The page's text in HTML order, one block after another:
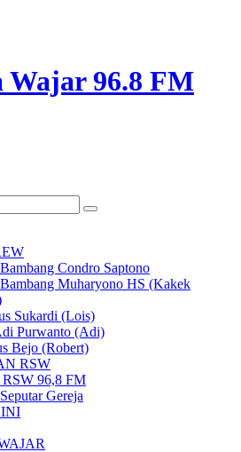
Wajar 96.8 FM
Condro Saptono
Muharyono HS (Kakek
Sukardi (Lois)
Purwanto (Adi)
Bejo (Robert)
RSW
96,8 FM
Gereja